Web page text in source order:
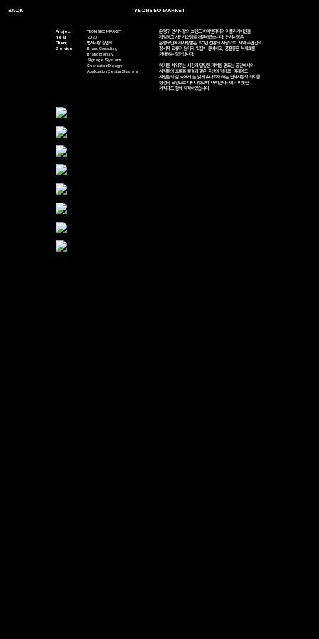
YEONSEO MARKET
Project
YEONSEO MARKET
Year
2020
Client
연서시장 상인회
Service
Brand Consulting
Brand Identity
Signage System
Character Design
Application Design System
은평구 연서시장의 브랜드 아이덴티티와 어플리케이션을
개발하고 사인시스템을 개편하였습니다. 연서시장은
은평구민에게 사랑받는 60년 전통의 시장으로, 지역 주민간의
정서적 교류의 장이자 맛집이 즐비하고, 품질좋은 식재료를
거래하는 장터입니다.
허기를 채워주는 시간과 달달한 기억을 만드는 공간에서의
사람들의 흐름을 물결과 같은 곡선의 형태로, 미래에도
사람들의 삶 속에서 늘 밝게 빛나고자 하는 연서시장의 의지를
행성의 모양으로 나타내었으며, 아이덴티티에서 비롯한
캐릭터도 함께 제작하였습니다.